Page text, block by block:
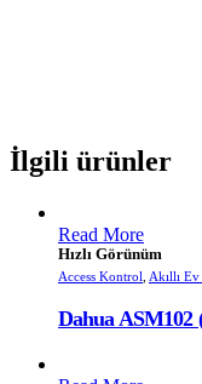
İlgili ürünler
Read More
Hızlı Görünüm
Access Kontrol Akıllı
Dahua ASM102